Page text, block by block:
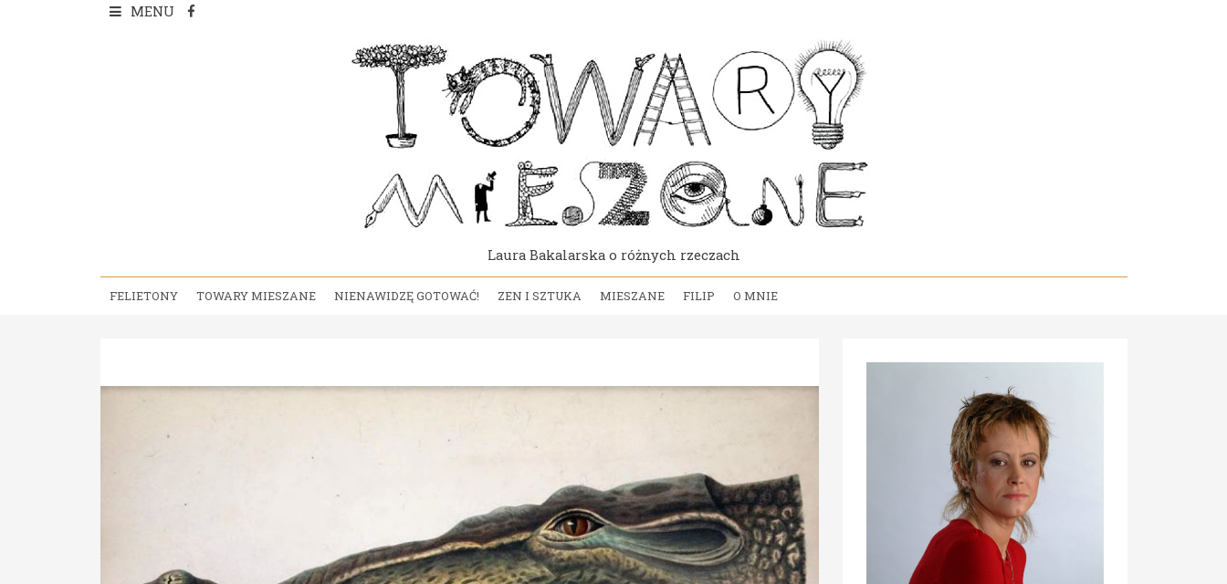
MENU
Laura Bakalarska o różnych rzeczach
FELIETONY TOWARY MIESZANE NIENAWIDZĘ GOTOWAĆ! ZEN I SZTUKA MIESZANE FILIP O MNIE